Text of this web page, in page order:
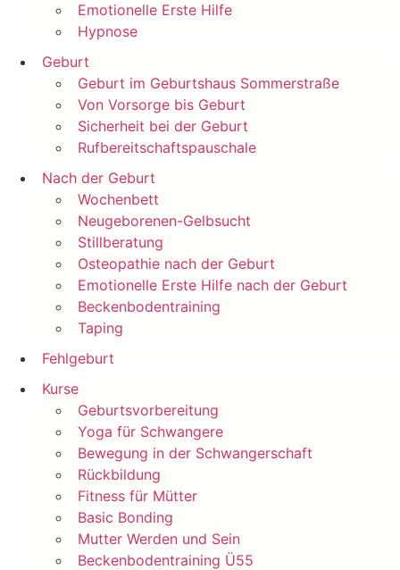
Emotionelle Erste Hilfe
Hypnose
Geburt
Geburt im Geburtshaus Sommerstraße
Von Vorsorge bis Geburt
Sicherheit bei der Geburt
Rufbereitschaftspauschale
Nach der Geburt
Wochenbett
Neugeborenen-Gelbsucht
Stillberatung
Osteopathie nach der Geburt
Emotionelle Erste Hilfe nach der Geburt
Beckenbodentraining
Taping
Fehlgeburt
Kurse
Geburtsvorbereitung
Yoga für Schwangere
Bewegung in der Schwangerschaft
Rückbildung
Fitness für Mütter
Basic Bonding
Mutter Werden und Sein
Beckenbodentraining Ü55